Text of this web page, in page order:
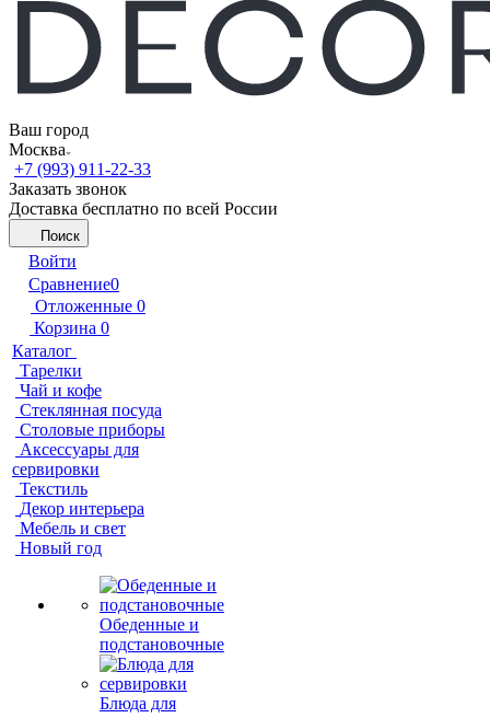
Ваш город
Москва
+7 (993) 911-22-33
Заказать звонок
Доставка бесплатно по всей России
Поиск
Войти
Сравнение0
Отложенные 0
Корзина 0
Каталог
Тарелки
Чай и кофе
Стеклянная посуда
Столовые приборы
Аксессуары для
сервировки
Текстиль
Декор интерьера
Мебель и свет
Новый год
Обеденные и
подстановочные
Блюда для